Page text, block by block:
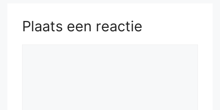
Plaats een reactie